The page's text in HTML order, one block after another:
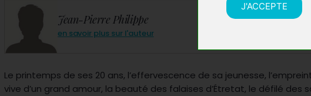
J'ACCEPTE
Jean-Pierre Philippe
en savoir plus sur l'auteur
Le printemps de ses 20 ans, l’effervescence de sa jeunesse,
vive d’un grand amour, la beauté des falaises d’Étretat, le défilé des